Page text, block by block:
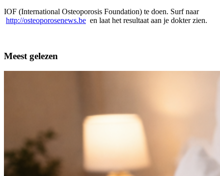
IOF (International Osteoporosis Foundation) te doen. Surf naar
http://osteoporosenews.be en laat het resultaat aan je dokter zien.
Meest gelezen